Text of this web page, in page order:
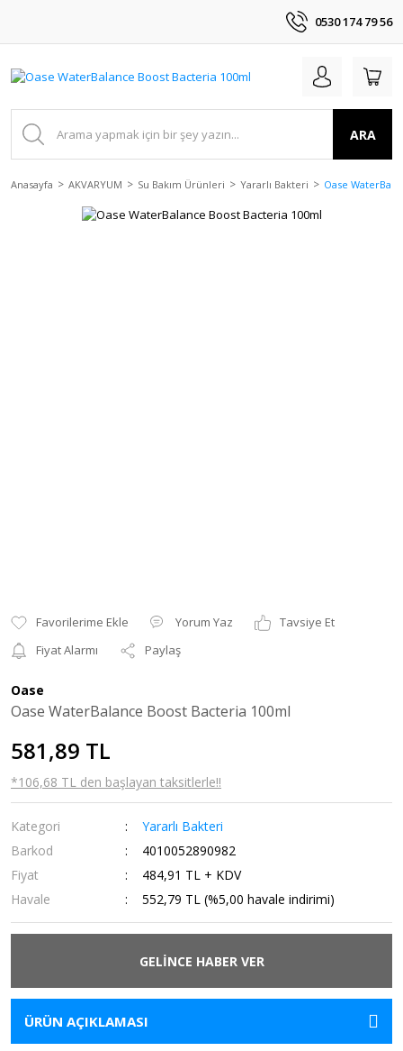
0530 174 79 56
ARA
Anasayfa AKVARYUM Su Bakım Ürünleri Yararlı Bakteri Oase
Yorum Yaz
Tavsiye Et
Fiyat Alarmı
Paylaş
Oase
Oase WaterBalance Boost Bacteria 100ml
581,89 TL
*106,68 TL den başlayan taksitlerle!!
Kategori
Yararlı Bakteri
Barkod
4010052890982
Fiyat
484,91 TL + KDV
Havale
552,79 TL (%5,00 havale indirimi)
GELİNCE HABER VER
ÜRÜN AÇIKLAMASI